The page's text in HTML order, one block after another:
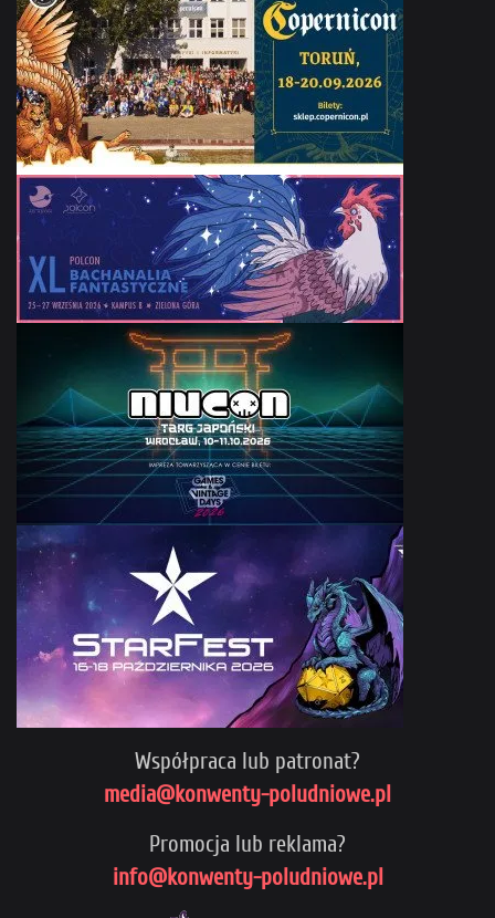
Współpraca lub patronat?
media@konwenty-poludniowe.pl
Promocja lub reklama?
info@konwenty-poludniowe.pl